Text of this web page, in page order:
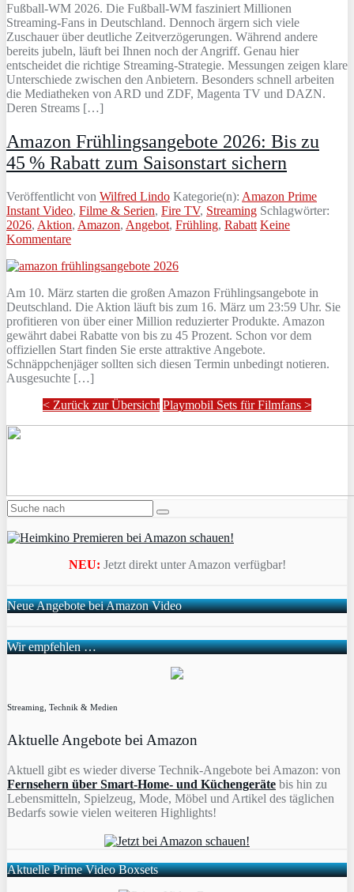
Fußball-WM 2026. Die Fußball-WM fasziniert Millionen
Streaming-Fans in Deutschland. Dennoch ärgern sich viele
Zuschauer über deutliche Zeitverzögerungen. Während andere
bereits jubeln, läuft bei Ihnen noch der Angriff. Genau hier
entscheidet die richtige Streaming-Strategie. Messungen zeigen klare
Unterschiede zwischen den Anbietern. Besonders schnell arbeiten
die Mediatheken von ARD und ZDF, Magenta TV und DAZN.
Deren Streams […]
Amazon Frühlingsangebote 2026: Bis zu
45 % Rabatt zum Saisonstart sichern
Veröffentlicht von Wilfred Lindo Kategorie(n): Amazon Prime
Instant Video, Filme & Serien, Fire TV, Streaming Schlagwörter:
2026, Aktion, Amazon, Angebot, Frühling, Rabatt Keine
Kommentare
Am 10. März starten die großen Amazon Frühlingsangebote in
Deutschland. Die Aktion läuft bis zum 16. März um 23:59 Uhr. Sie
profitieren von über einer Million reduzierter Produkte. Amazon
gewährt dabei Rabatte von bis zu 45 Prozent. Schon vor dem
offiziellen Start finden Sie erste attraktive Angebote.
Schnäppchenjäger sollten sich diesen Termin unbedingt notieren.
Ausgesuchte […]
< Zurück zur Übersicht Playmobil Sets für Filmfans >
NEU: Jetzt direkt unter Amazon verfügbar!
Neue Angebote bei Amazon Video
Wir empfehlen …
Streaming, Technik & Medien
Aktuelle Angebote bei Amazon
Aktuell gibt es wieder diverse Technik-Angebote bei Amazon: von
Fernsehern über Smart-Home- und Küchengeräte bis hin zu
Lebensmitteln, Spielzeug, Mode, Möbel und Artikel des täglichen
Bedarfs sowie vielen weiteren Highlights!
Aktuelle Prime Video Boxsets